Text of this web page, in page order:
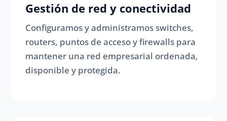
Gestión de red y conectividad
Configuramos y administramos switches,
routers, puntos de acceso y firewalls para
mantener una red empresarial ordenada,
disponible y protegida.